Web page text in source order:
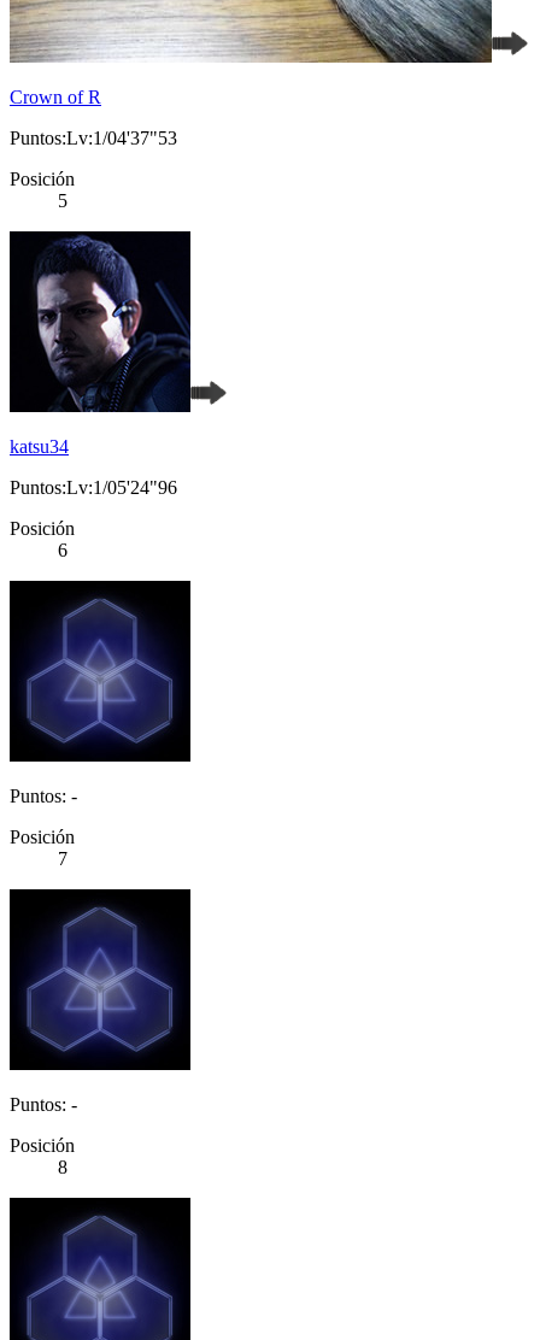
Crown of R
Puntos:Lv:1/04'37"53
Posición
5
katsu34
Puntos:Lv:1/05'24"96
Posición
6
Puntos: -
Posición
7
Puntos: -
Posición
8